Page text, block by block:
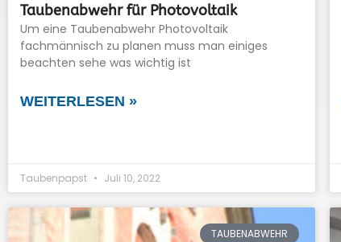
Taubenabwehr für Photovoltaik
Um eine Taubenabwehr Photovoltaik
fachmännisch zu planen muss man einiges
beachten sehe was wichtig ist
WEITERLESEN »
Taubenpapst Juli 10, 2022
TAUBENABWEHR